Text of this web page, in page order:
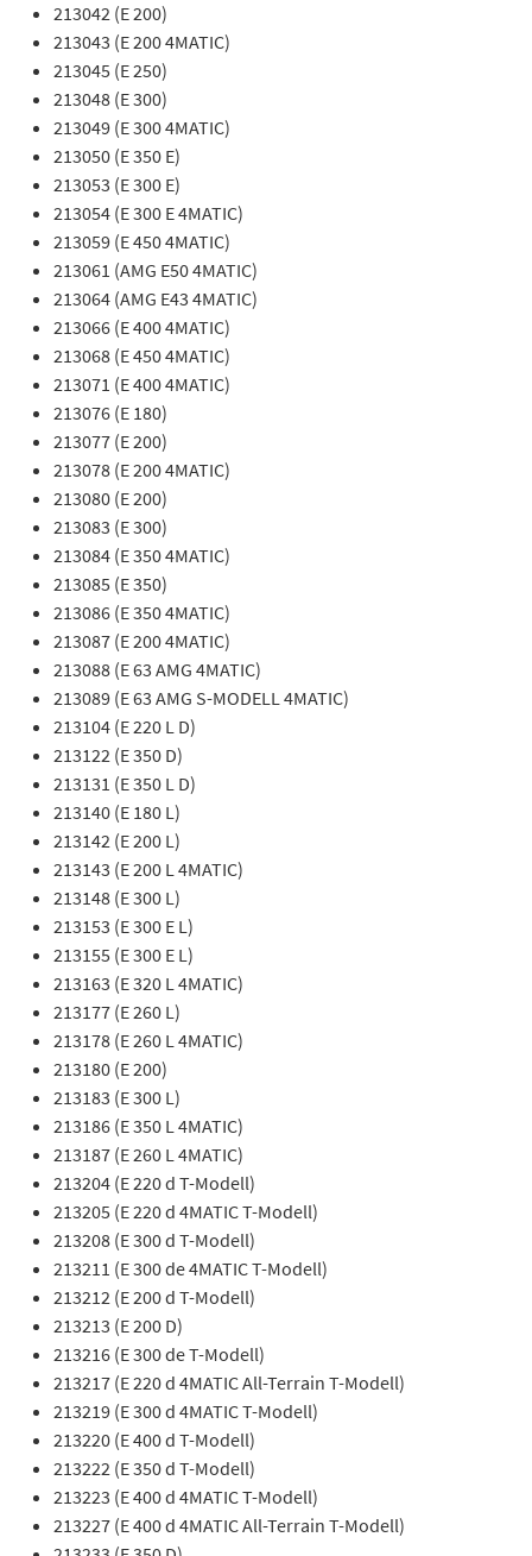
213042 (E 200)
213043 (E 200 4MATIC)
213045 (E 250)
213048 (E 300)
213049 (E 300 4MATIC)
213050 (E 350 E)
213053 (E 300 E)
213054 (E 300 E 4MATIC)
213059 (E 450 4MATIC)
213061 (AMG E50 4MATIC)
213064 (AMG E43 4MATIC)
213066 (E 400 4MATIC)
213068 (E 450 4MATIC)
213071 (E 400 4MATIC)
213076 (E 180)
213077 (E 200)
213078 (E 200 4MATIC)
213080 (E 200)
213083 (E 300)
213084 (E 350 4MATIC)
213085 (E 350)
213086 (E 350 4MATIC)
213087 (E 200 4MATIC)
213088 (E 63 AMG 4MATIC)
213089 (E 63 AMG S-MODELL 4MATIC)
213104 (E 220 L D)
213122 (E 350 D)
213131 (E 350 L D)
213140 (E 180 L)
213142 (E 200 L)
213143 (E 200 L 4MATIC)
213148 (E 300 L)
213153 (E 300 E L)
213155 (E 300 E L)
213163 (E 320 L 4MATIC)
213177 (E 260 L)
213178 (E 260 L 4MATIC)
213180 (E 200)
213183 (E 300 L)
213186 (E 350 L 4MATIC)
213187 (E 260 L 4MATIC)
213204 (E 220 d T-Modell)
213205 (E 220 d 4MATIC T-Modell)
213208 (E 300 d T-Modell)
213211 (E 300 de 4MATIC T-Modell)
213212 (E 200 d T-Modell)
213213 (E 200 D)
213216 (E 300 de T-Modell)
213217 (E 220 d 4MATIC All-Terrain T-Modell)
213219 (E 300 d 4MATIC T-Modell)
213220 (E 400 d T-Modell)
213222 (E 350 d T-Modell)
213223 (E 400 d 4MATIC T-Modell)
213227 (E 400 d 4MATIC All-Terrain T-Modell)